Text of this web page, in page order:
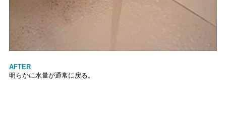
AFTER
明らかに水量が通常に戻る。